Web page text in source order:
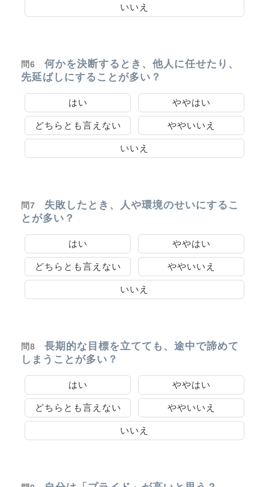
いいえ
問6
何かを決断するとき、他人に任せたり、
先延ばしにすることが多い？
はい ややはい
どちらとも言えない ややいいえ
いいえ
問7
失敗したとき、人や環境のせいにするこ
とが多い？
はい ややはい
どちらとも言えない ややいいえ
いいえ
問8
長期的な目標を立てても、途中で諦めて
しまうことが多い？
はい ややはい
どちらとも言えない ややいいえ
いいえ